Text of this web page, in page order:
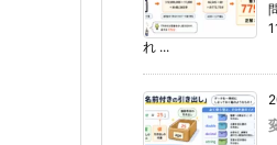
れ ...